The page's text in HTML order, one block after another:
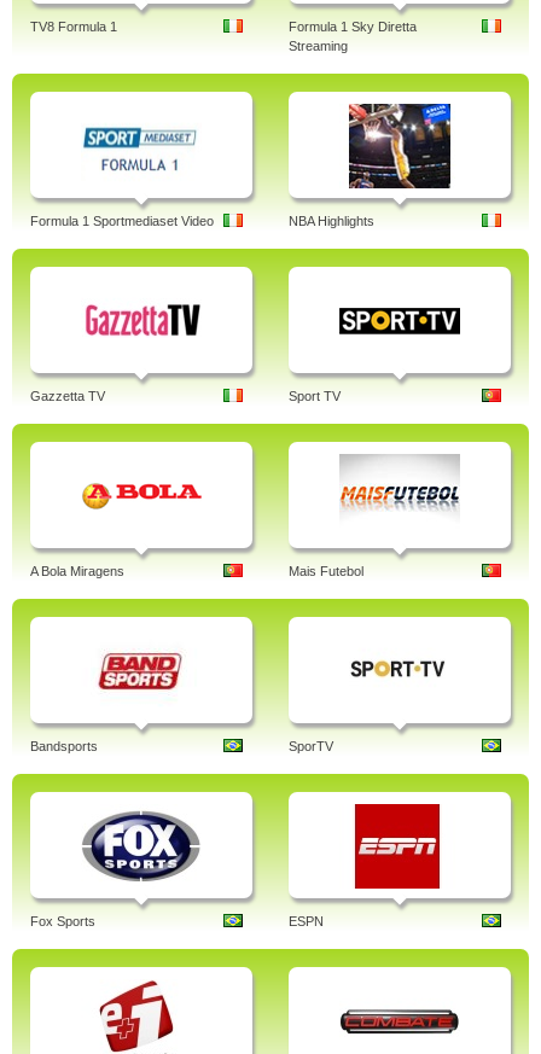
TV8 Formula 1
Formula 1 Sky Diretta
Streaming
Formula 1 Sportmediaset Video NBA Highlights
Gazzetta TV Sport TV
A Bola Miragens Mais Futebol
Bandsports SporTV
Fox Sports ESPN